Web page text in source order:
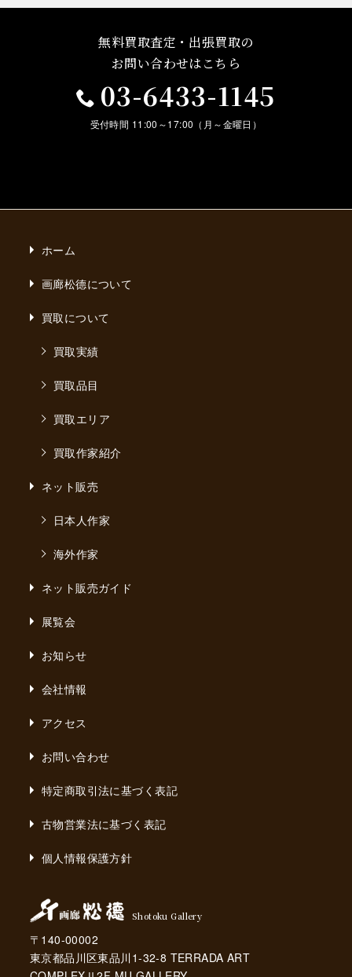
無料買取査定・出張買取の
お問い合わせはこちら
03-6433-1145
受付時間 11:00～17:00（月～金曜日）
ホーム
画廊松德について
買取について
買取実績
買取品目
買取エリア
買取作家紹介
ネット販売
日本人作家
海外作家
ネット販売ガイド
展覧会
お知らせ
会社情報
アクセス
お問い合わせ
特定商取引法に基づく表記
古物営業法に基づく表記
個人情報保護方針
Shotoku Gallery
〒140-00002
東京都品川区東品川1-32-8 TERRADA ART